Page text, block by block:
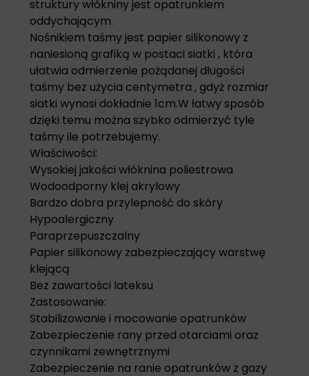
struktury włókniny jest opatrunkiem
oddychającym.
Nośnikiem taśmy jest papier silikonowy z
naniesioną grafiką w postaci siatki , która
ułatwia odmierzenie pożądanej długości
taśmy bez użycia centymetra , gdyż rozmiar
siatki wynosi dokładnie 1cm.W łatwy sposób
dzięki temu można szybko odmierzyć tyle
taśmy ile potrzebujemy.
Właściwości:
Wysokiej jakości włóknina poliestrowa
Wodoodporny klej akrylowy
Bardzo dobra przylepność do skóry
Hypoalergiczny
Paraprzepuszczalny
Papier silikonowy zabezpieczający warstwę
klejącą
Bez zawartości lateksu
Zastosowanie:
Stabilizowanie i mocowanie opatrunków
Zabezpieczenie rany przed otarciami oraz
czynnikami zewnętrznymi
Zabezpieczenie na ranie opatrunków z gazy